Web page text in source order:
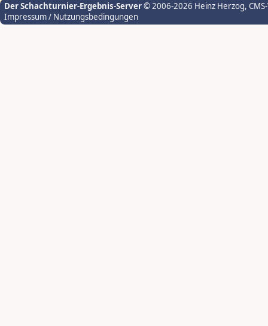
Der Schachturnier-Ergebnis-Server© 2006-2026 Heinz Herzog,
Impressum / Nutzungsbedingungen